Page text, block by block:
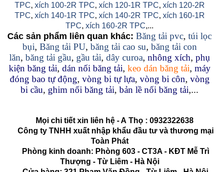
TPC, xích 100-2R TPC, xích 120-1R TPC, xích 120-2R
TPC, xích 140-1R TPC, xích 140-2R TPC, xích 160-1R
TPC, xích 160-2R TPC,...
Các sản phẩm liên quan khác: Băng tải pvc, túi lọc
bụi, Băng tải PU, băng tải cao su, băng tải con
lăn, băng tải gầu, gầu tải, dây curoa, nhông xích, phụ
kiện băng tải, dán nối băng tải, keo dán băng tải, máy
đóng bao tự động, vòng bi tự lựa, vòng bi côn, vòng
bi cầu, ghim nối băng tải, bản lề nối băng tải,...
Mọi chi tiết xin liên hệ - A Thọ : 0932322638
Công ty TNHH xuất nhập khẩu đầu tư và thương mại
Toàn Phát
Phòng kinh doanh: Phòng 603 - CT3A - KĐT Mễ Trì
Thượng - Từ Liêm - Hà Nội